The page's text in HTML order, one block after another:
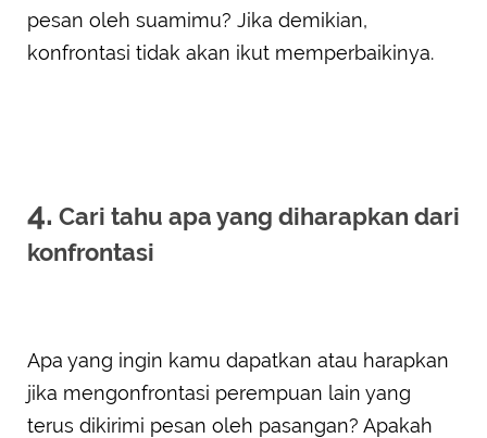
pesan oleh suamimu? Jika demikian,
konfrontasi tidak akan ikut memperbaikinya.
4. Cari tahu apa yang diharapkan dari
konfrontasi
Apa yang ingin kamu dapatkan atau harapkan
jika mengonfrontasi perempuan lain yang
terus dikirimi pesan oleh pasangan? Apakah